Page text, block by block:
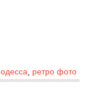
одесса, ретро фото